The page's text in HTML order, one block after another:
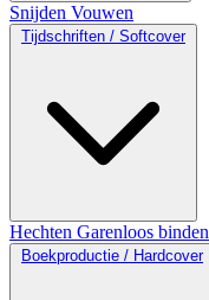
Snijden Vouwen
Tijdschriften / Softcover
Hechten Garenloos binden
Boekproductie / Hardcover